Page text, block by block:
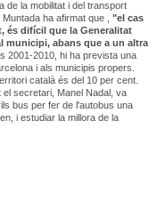
de la mobilitat i del transport
ha afirmat que , "el cas
és difícil que la Generalitat
abans que a un altra
2001-2010, hi ha prevista una
i als municipis propers.
català és del 10 per cent.
secretari, Manel Nadal, va
bus per fer de l'autobus una
i estudiar la millora de la